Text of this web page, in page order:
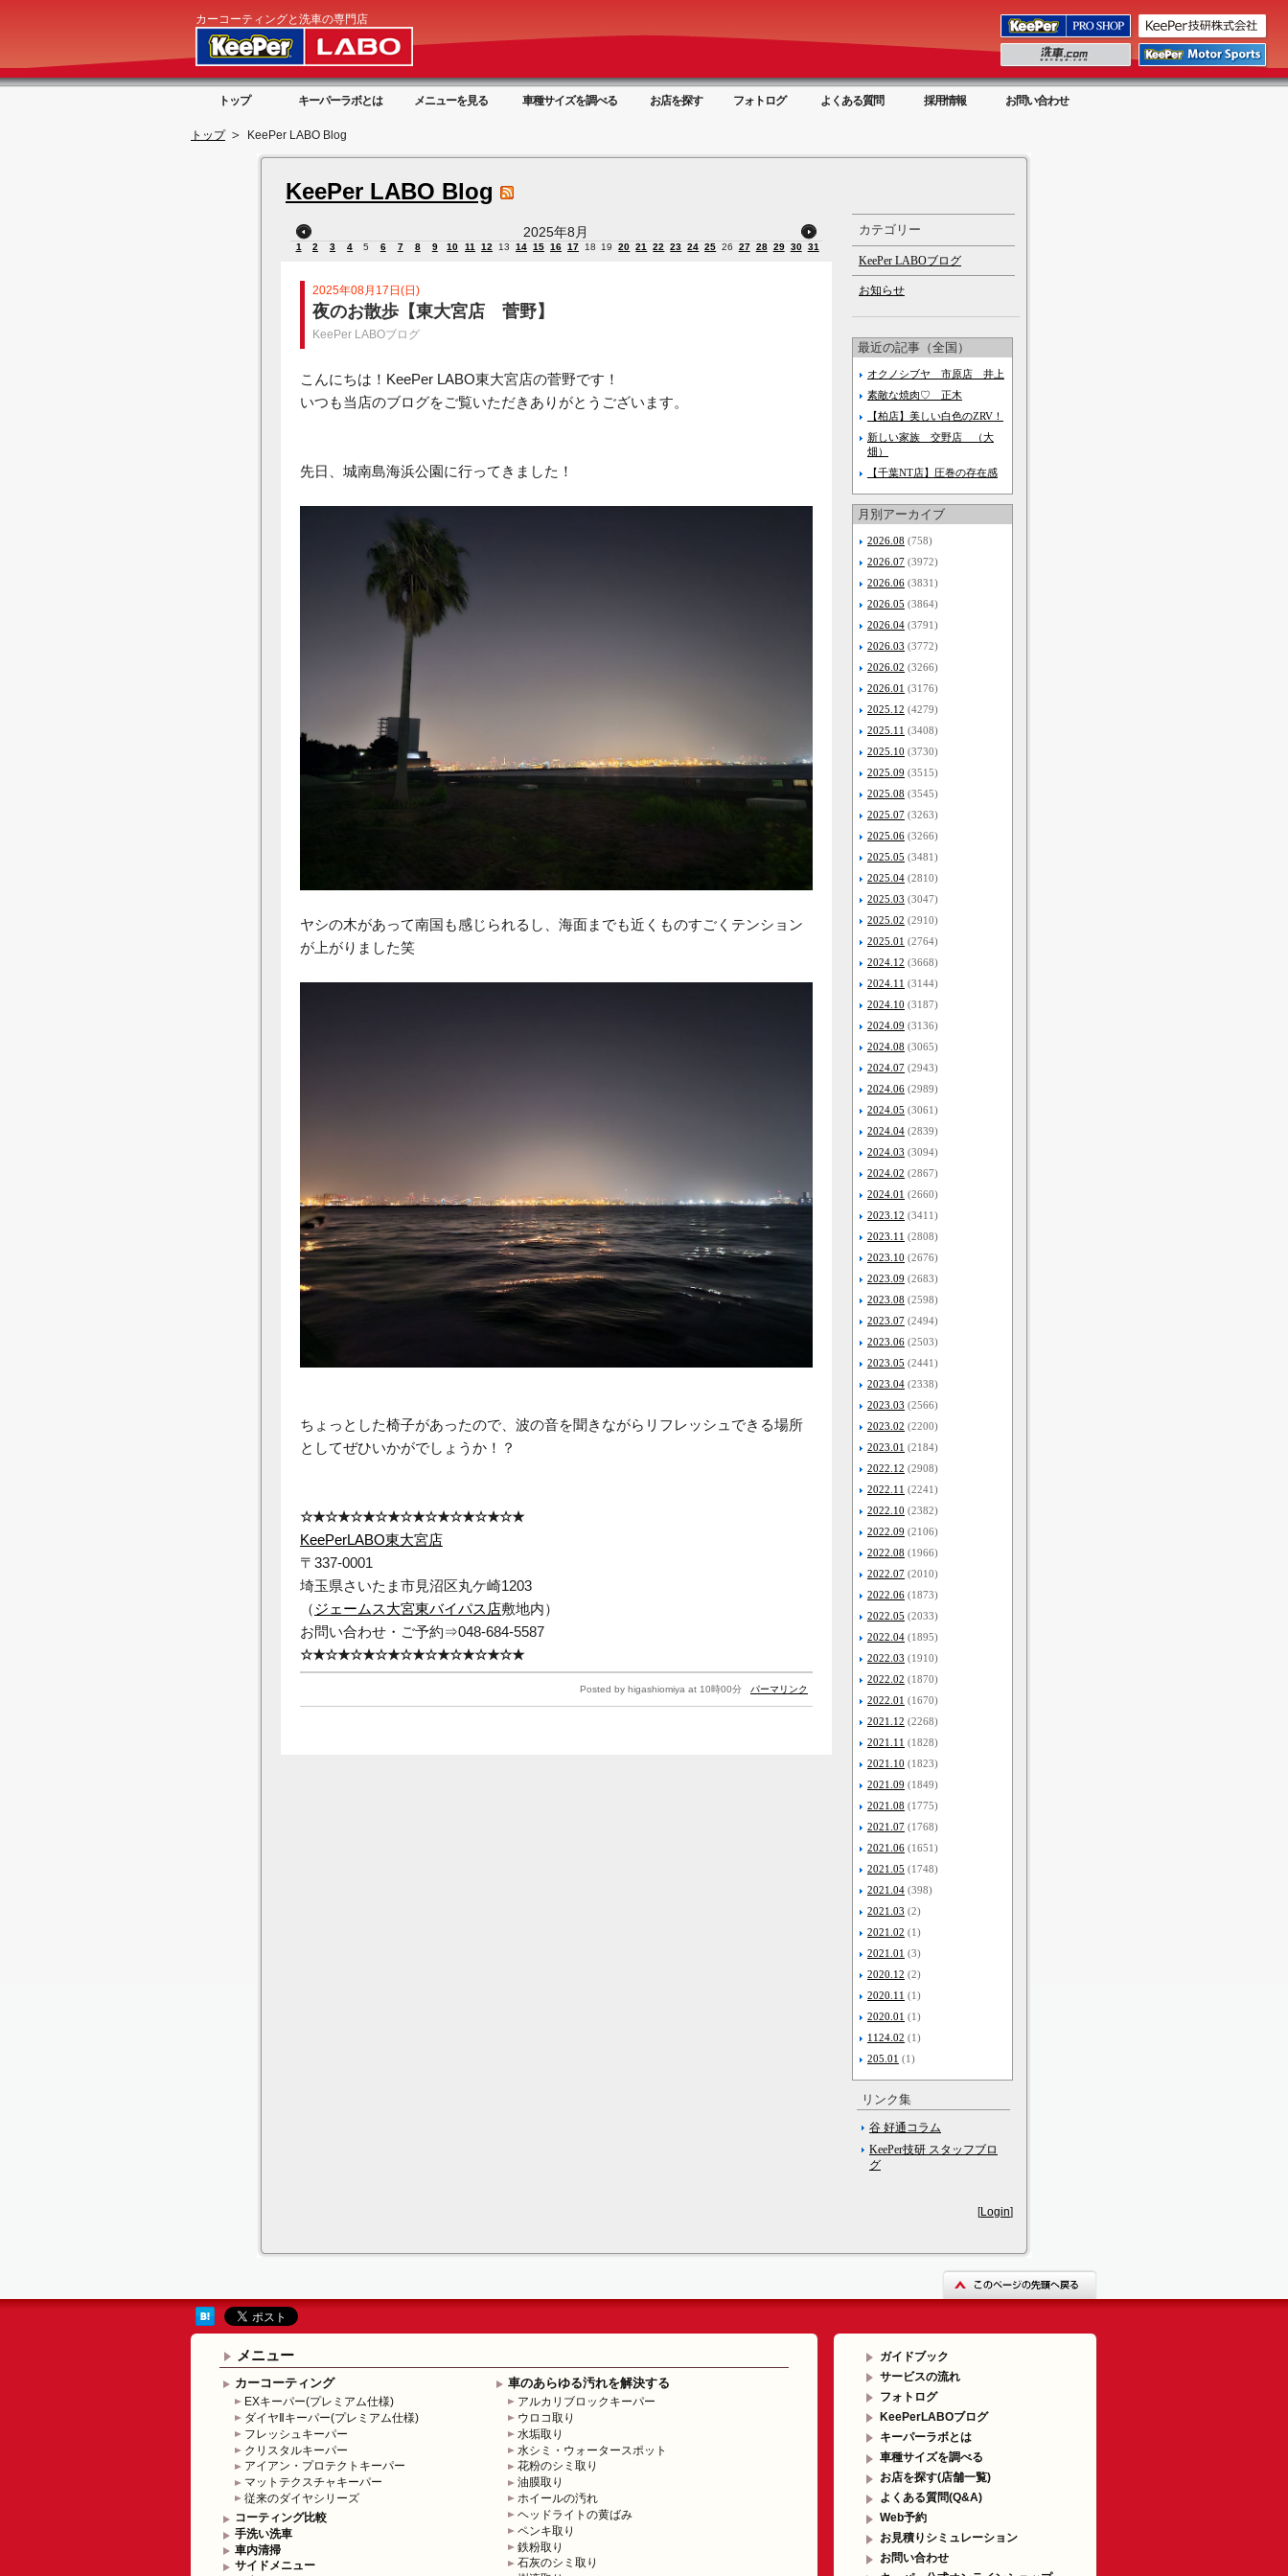
カーコーティングと洗車の専門店
トップ キーパーラボとは メニューを見る 車種サイズを調べる お店を探す フォトログ よくある質問 採用情報 お問い合わせ
トップ KeePer LABO Blog
KeePer LABO Blog
2025年8月
1 2 3 4 5 6 7 8 9 10 11 12 13 14 15 16 17 18 19 20 21 22 23 24 25 26 27 28 29 30 31
2025年08月17日(日)
夜のお散歩【東大宮店 菅野】
KeePer LABOブログ
こんにちは！KeePer LABO東大宮店の菅野です！
いつも当店のブログをご覧いただきありがとうございます。
先日、城南島海浜公園に行ってきました！
ヤシの木があって南国も感じられるし、海面までも近くものすごくテンション
が上がりました笑
ちょっとした椅子があったので、波の音を聞きながらリフレッシュできる場所
としてぜひいかがでしょうか！？
☆★☆★☆★☆★☆★☆★☆★☆★☆★
KeePerLABO東大宮店
〒337-0001
埼玉県さいたま市見沼区丸ケ崎1203
（ジェームス大宮東バイパス店敷地内）
お問い合わせ・ご予約⇒048-684-5587
☆★☆★☆★☆★☆★☆★☆★☆★☆★
Posted by higashiomiya at 10時00分 パーマリンク
カテゴリー
KeePer LABOブログ
お知らせ
最近の記事（全国）
オクノシブヤ 市原店 井上
素敵な焼肉♡ 正木
【柏店】美しい白色のZRV！
新しい家族 交野店 （大
畑）
【千葉NT店】圧巻の存在感
月別アーカイブ
2026.08 (758)
2026.07 (3972)
2026.06 (3831)
2026.05 (3864)
2026.04 (3791)
2026.03 (3772)
2026.02 (3266)
2026.01 (3176)
2025.12 (4279)
2025.11 (3408)
2025.10 (3730)
2025.09 (3515)
2025.08 (3545)
2025.07 (3263)
2025.06 (3266)
2025.05 (3481)
2025.04 (2810)
2025.03 (3047)
2025.02 (2910)
2025.01 (2764)
2024.12 (3668)
2024.11 (3144)
2024.10 (3187)
2024.09 (3136)
2024.08 (3065)
2024.07 (2943)
2024.06 (2989)
2024.05 (3061)
2024.04 (2839)
2024.03 (3094)
2024.02 (2867)
2024.01 (2660)
2023.12 (3411)
2023.11 (2808)
2023.10 (2676)
2023.09 (2683)
2023.08 (2598)
2023.07 (2494)
2023.06 (2503)
2023.05 (2441)
2023.04 (2338)
2023.03 (2566)
2023.02 (2200)
2023.01 (2184)
2022.12 (2908)
2022.11 (2241)
2022.10 (2382)
2022.09 (2106)
2022.08 (1966)
2022.07 (2010)
2022.06 (1873)
2022.05 (2033)
2022.04 (1895)
2022.03 (1910)
2022.02 (1870)
2022.01 (1670)
2021.12 (2268)
2021.11 (1828)
2021.10 (1823)
2021.09 (1849)
2021.08 (1775)
2021.07 (1768)
2021.06 (1651)
2021.05 (1748)
2021.04 (398)
2021.03 (2)
2021.02 (1)
2021.01 (3)
2020.12 (2)
2020.11 (1)
2020.01 (1)
1124.02 (1)
205.01 (1)
リンク集
谷 好通コラム
KeePer技研 スタッフブロ
グ
[Login]
メニュー
カーコーティング
EXキーパー(プレミアム仕様)
ダイヤⅡキーパー(プレミアム仕様)
フレッシュキーパー
クリスタルキーパー
アイアン・プロテクトキーパー
マットテクスチャキーパー
従来のダイヤシリーズ
コーティング比較
手洗い洗車
車内清掃
サイドメニュー
車のあらゆる汚れを解決する
アルカリブロックキーパー
ウロコ取り
水垢取り
水シミ・ウォータースポット
花粉のシミ取り
油膜取り
ホイールの汚れ
ヘッドライトの黄ばみ
ペンキ取り
鉄粉取り
石灰のシミ取り
ガイドブック
サービスの流れ
フォトログ
KeePerLABOブログ
キーパーラボとは
車種サイズを調べる
お店を探す(店舗一覧)
よくある質問(Q&A)
Web予約
お見積りシミュレーション
お問い合わせ